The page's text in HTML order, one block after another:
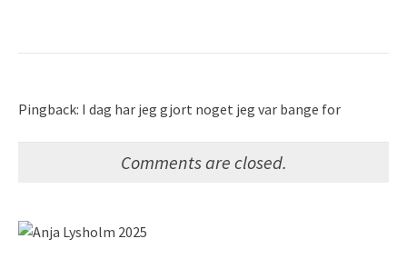
Pingback: I dag har jeg gjort noget jeg var bange for
Comments are closed.